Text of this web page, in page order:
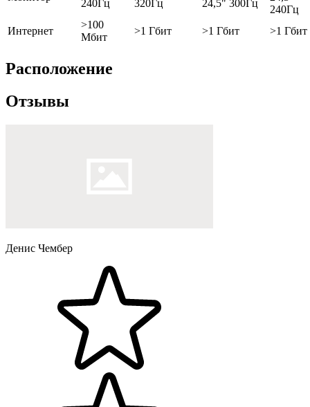
240Гц
320Гц
24,5" 300Гц
240Гц
Интернет
>100
Мбит
>1 Гбит >1 Гбит >1 Гбит
Расположение
Отзывы
Денис Чембер